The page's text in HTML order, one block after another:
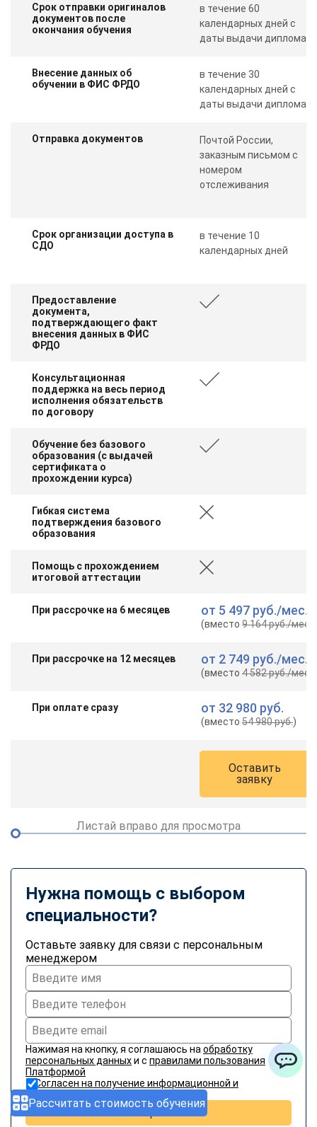
Рассчитать стоимость обучения
Срок отправки оригиналов
документов после
окончания обучения
в течение 60
календарных дней с
даты выдачи диплома
Внесение данных об
обучении в ФИС ФРДО
в течение 30
календарных дней с
даты выдачи диплома
Отправка документов
Почтой России,
заказным письмом с
номером
отслеживания
Срок организации доступа в
СДО
в течение 10
календарных дней
Предоставление
документа,
подтверждающего факт
внесения данных в ФИС
ФРДО
Консультационная
поддержка на весь период
исполнения обязательств
по договору
Обучение без базового
образования (с выдачей
сертификата о
прохождении курса)
Гибкая система
подтверждения базового
образования
Помощь с прохождением
итоговой аттестации
При рассрочке на 6 месяцев от 5 497 руб./мес.
(вместо9 164 руб./мес.
При рассрочке на 12 месяцев от 2 749 руб./мес.
(вместо4 582 руб./мес.
При оплате сразу от 32 980 руб.
(вместо54 980 руб.)
Оставить
заявку
Листай вправо для просмотра
Нужна помощь с выбором
специальности?
Оставьте заявку для связи с персональным
менеджером
Нажимая на кнопку, я соглашаюсь на обработку
персональных данныхи с правилами пользования
Платформой
Согласен на получение информационной и
Отправить
ChatApp
Свяжитесь с нами через любой удобный мессенджер!
Telegram WhatsApp
ChatApp